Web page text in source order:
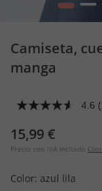
1 2
Camiseta,
manga
4.6
15,99 €
Precio con IVA incluido
Color: azul lila